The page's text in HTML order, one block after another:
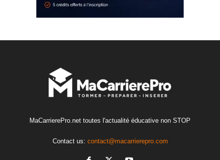
MaCarrierePro.net toutes l'actualité éducative non STOP
Contact us: contact@macarrierepro.com